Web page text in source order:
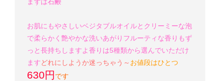
お肌にもやさしいベジタブルオイルと クリーミーな泡
で柔らかく艶やかな洗いあがり フルーティな香りもず
っと長持ちしますよ香りは5種類から選んでいただけ
ますどれにしようか迷っちゃう～ お値段はひとつ
630円 です